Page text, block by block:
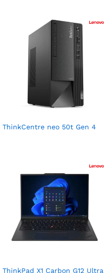
ThinkCentre neo 50t Gen 4
ThinkPad X1 Carbon G12 Ultra